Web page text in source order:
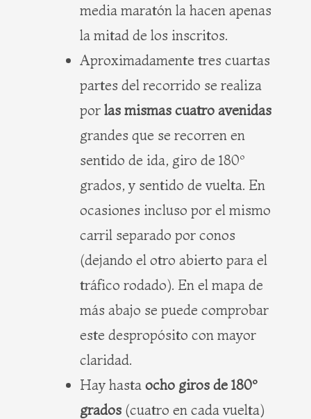
media maratón la hacen apenas
la mitad de los inscritos.
Aproximadamente tres cuartas
partes del recorrido se realiza
por las mismas cuatro avenidas
grandes que se recorren en
sentido de ida, giro de 180º
grados, y sentido de vuelta. En
ocasiones incluso por el mismo
carril separado por conos
(dejando el otro abierto para el
tráfico rodado). En el mapa de
más abajo se puede comprobar
este despropósito con mayor
claridad.
Hay hasta ocho giros de 180º
grados (cuatro en cada vuelta)